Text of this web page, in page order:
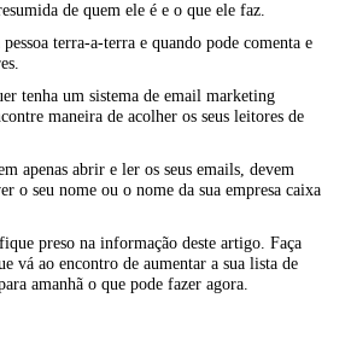
de quem ele é e o que ele faz.
terra-a-terra e quando pode comenta e
tenha um sistema de email marketing
maneira de acolher os seus leitores de
apenas abrir e ler os seus emails, devem
o seu nome ou o nome da sua empresa caixa
preso na informação deste artigo. Faça
vá ao encontro de aumentar a sua lista de
amanhã o que pode fazer agora.